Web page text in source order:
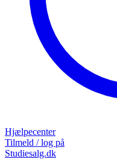
Hjælpecenter
Tilmeld / log på
Studiesalg.dk